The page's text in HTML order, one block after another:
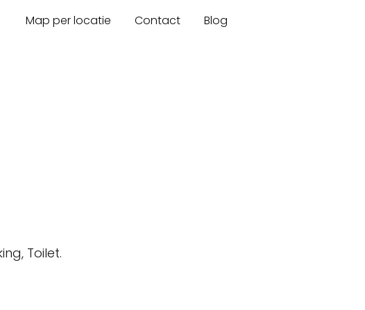
Map per locatie Contact Blog
Toilet.